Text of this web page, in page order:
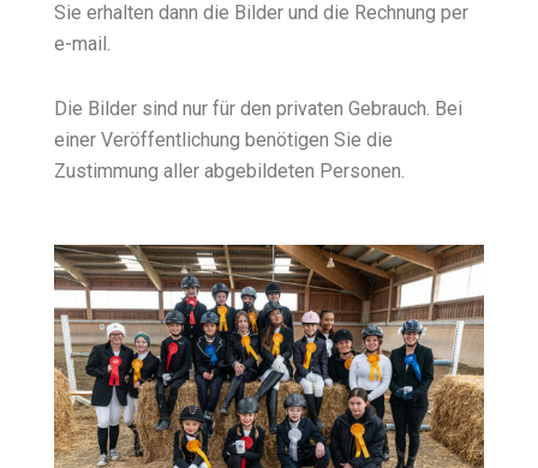
Sie erhalten dann die Bilder und die Rechnung per
e-mail.
Die Bilder sind nur für den privaten Gebrauch. Bei
einer Veröffentlichung benötigen Sie die
Zustimmung aller abgebildeten Personen.